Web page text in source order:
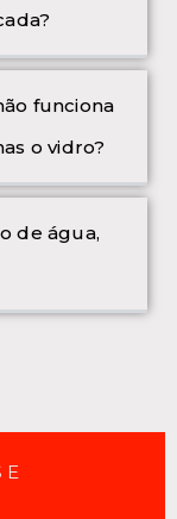
funciona
o vidro?
de água,
E